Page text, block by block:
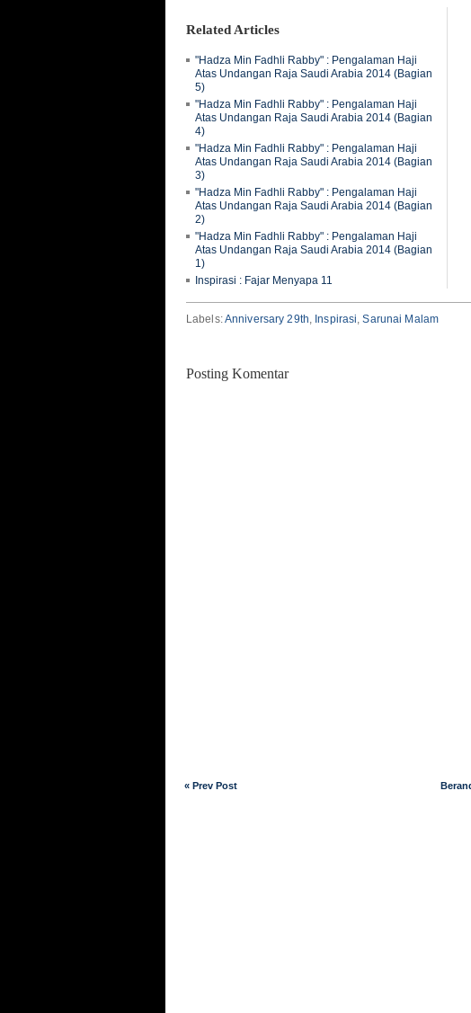
Related Articles
"Hadza Min Fadhli Rabby" : Pengalaman Haji
Atas Undangan Raja Saudi Arabia 2014 (Bagian
5)
"Hadza Min Fadhli Rabby" : Pengalaman Haji
Atas Undangan Raja Saudi Arabia 2014 (Bagian
4)
"Hadza Min Fadhli Rabby" : Pengalaman Haji
Atas Undangan Raja Saudi Arabia 2014 (Bagian
3)
"Hadza Min Fadhli Rabby" : Pengalaman Haji
Atas Undangan Raja Saudi Arabia 2014 (Bagian
2)
"Hadza Min Fadhli Rabby" : Pengalaman Haji
Atas Undangan Raja Saudi Arabia 2014 (Bagian
1)
Inspirasi : Fajar Menyapa 11
Labels:Anniversary 29th, Inspirasi,Sarunai Malam
Posting Komentar
« Prev Post